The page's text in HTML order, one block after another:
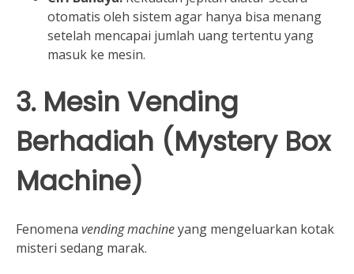
otomatis oleh sistem agar hanya bisa menang
setelah mencapai jumlah uang tertentu yang
masuk ke mesin.
3. Mesin Vending
Berhadiah (Mystery Box
Machine)
Fenomena vending machineyang mengeluarkan kotak
misteri sedang marak.